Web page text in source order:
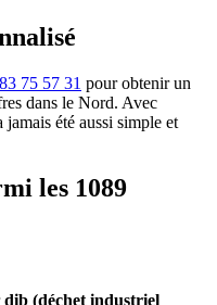
75 57 31 pour obtenir un
dans le Nord. Avec
été aussi simple et
les 1089
dib (déchet industriel